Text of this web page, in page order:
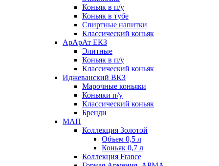
Коньяк в п/у
Коньяк в тубе
Спиртные напитки
Классический коньяк
АрАрАт ЕКЗ
Элитные
Коньяк в п/у
Классический коньяк
Иджеванский ВКЗ
Марочные коньяки
Коньяки п/у
Классический коньяк
Бренди
МАП
Коллекция Золотой
Объем 0,5 л
Коньяк 0,7 л
Коллекция France